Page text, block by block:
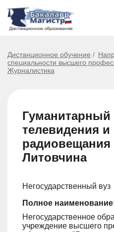
Дистанционное обучение
специальности высшего
Журналистика
Гуманитарный
телевидения и
Литовчина
Негосударственный вуз
Полное
Негосударственное
учреждение высшего